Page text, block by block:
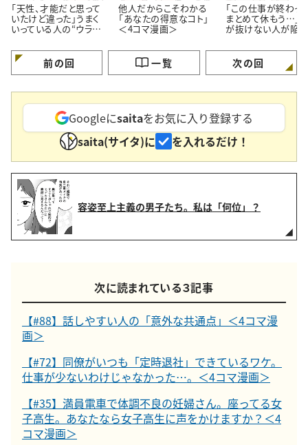
「天性、才能だと思って
いたけど違った」うまく
いっている人の“ウラ
他人だからこそわかる
「あなたの得意なコト」
＜4コマ漫画＞
「この仕事が終わっ
まとめて休もう…」
が抜けない人が陥
漫画＞
前の回 一覧 次の回
Googleにsaitaをお気に入り登録する
saita(サイタ)に
を入れるだけ！
容姿至上主義の男子たち。私は「何位」？
次に読まれている３記事
【#88】話しやすい人の「意外な共通点」＜4コマ漫
画＞
【#72】同僚がいつも「定時退社」できているワケ。
仕事が少ないわけじゃなかった…。＜4コマ漫画＞
【#35】満員電車で体調不良の妊婦さん。座ってる女
子高生。あなたなら女子高生に声をかけますか？＜4
コマ漫画＞